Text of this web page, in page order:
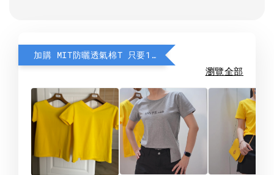
加購 MIT防曬透氣棉T 只要190元
瀏覽全部